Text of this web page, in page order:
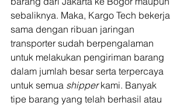
sebaliknya. Maka, Kargo Tech bekerja
sama dengan ribuan jaringan
transporter sudah berpengalaman
untuk melakukan pengiriman barang
dalam jumlah besar serta terpercaya
untuk semua shipper kami. Banyak
tipe barang yang telah berhasil atau